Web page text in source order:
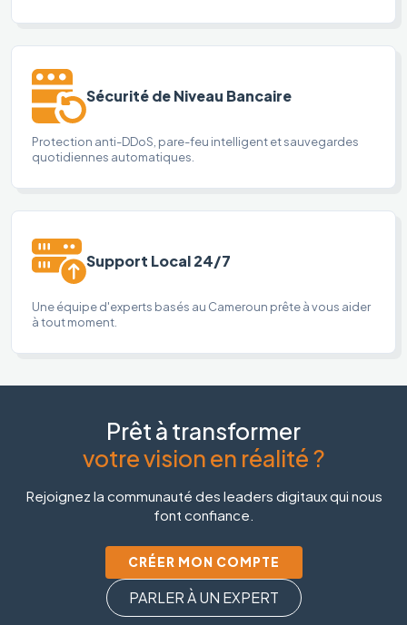
Sécurité de Niveau Bancaire
Protection anti-DDoS, pare-feu intelligent et sauvegardes
quotidiennes automatiques.
Support Local 24/7
Une équipe d'experts basés au Cameroun prête à vous aider
à tout moment.
Prêt à transformer
votre vision en réalité ?
Rejoignez la communauté des leaders digitaux qui nous
font confiance.
CRÉER MON COMPTE
PARLER À UN EXPERT